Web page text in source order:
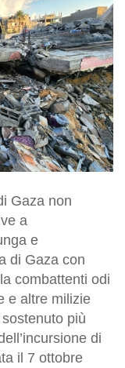
Gaza non
a
e
di Gaza con
combattenti odi
e altre milizie
più
di
il 7 ottobre